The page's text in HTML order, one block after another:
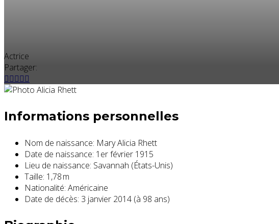
Actrice
Partager:
Informations personnelles
Nom de naissance: Mary Alicia Rhett
Date de naissance: 1er février 1915
Lieu de naissance: Savannah (États-Unis)
Taille: 1,78 m
Nationalité: Américaine
Date de décès: 3 janvier 2014 (à 98 ans)